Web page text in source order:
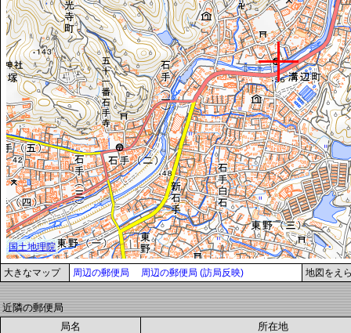
大きなマップ 周辺の郵便局 周辺の郵便局 (訪局反映) 地図をえ
近隣の郵便局
局名
所在地